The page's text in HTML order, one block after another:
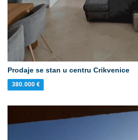
Prodaje se stan u centru Crikvenice
380.000 €